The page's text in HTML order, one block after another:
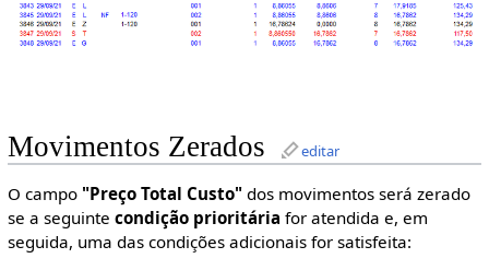
Movimentos Zerados editar
O campo "Preço Total Custo"dos movimentos será zerado
se a seguinte condição prioritária for atendida e, em
seguida, uma das condições adicionais for satisfeita: